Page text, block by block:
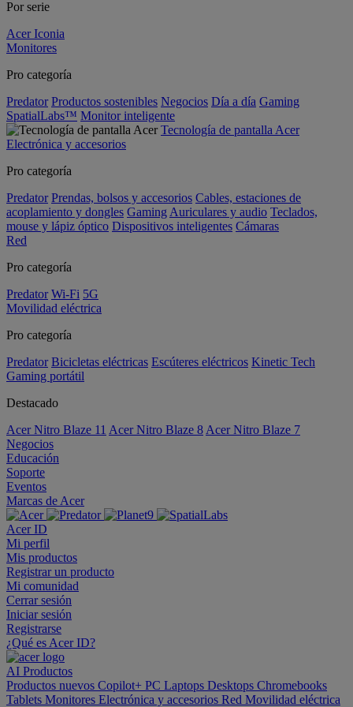
Por serie
Acer Iconia
Monitores
Pro categoría
Predator Productos sostenibles Negocios Día a día Gaming
SpatialLabs™ Monitor inteligente
Tecnología de pantalla Acer
Electrónica y accesorios
Pro categoría
Predator Prendas, bolsos y accesorios Cables, estaciones de
acoplamiento y dongles Gaming Auriculares y audio Teclados,
mouse y lápiz óptico Dispositivos inteligentes Cámaras
Red
Pro categoría
Predator Wi-Fi 5G
Movilidad eléctrica
Pro categoría
Predator Bicicletas eléctricas Escúteres eléctricos Kinetic Tech
Gaming portátil
Destacado
Acer Nitro Blaze 11 Acer Nitro Blaze 8 Acer Nitro Blaze 7
Negocios
Educación
Soporte
Eventos
Marcas de Acer
Acer ID
Mi perfil
Mis productos
Registrar un producto
Mi comunidad
Cerrar sesión
Iniciar sesión
Registrarse
¿Qué es Acer ID?
AI Productos
Productos nuevos Copilot+ PC Laptops Desktops Chromebooks
Tablets Monitores Electrónica y accesorios Red Movilidad eléctrica